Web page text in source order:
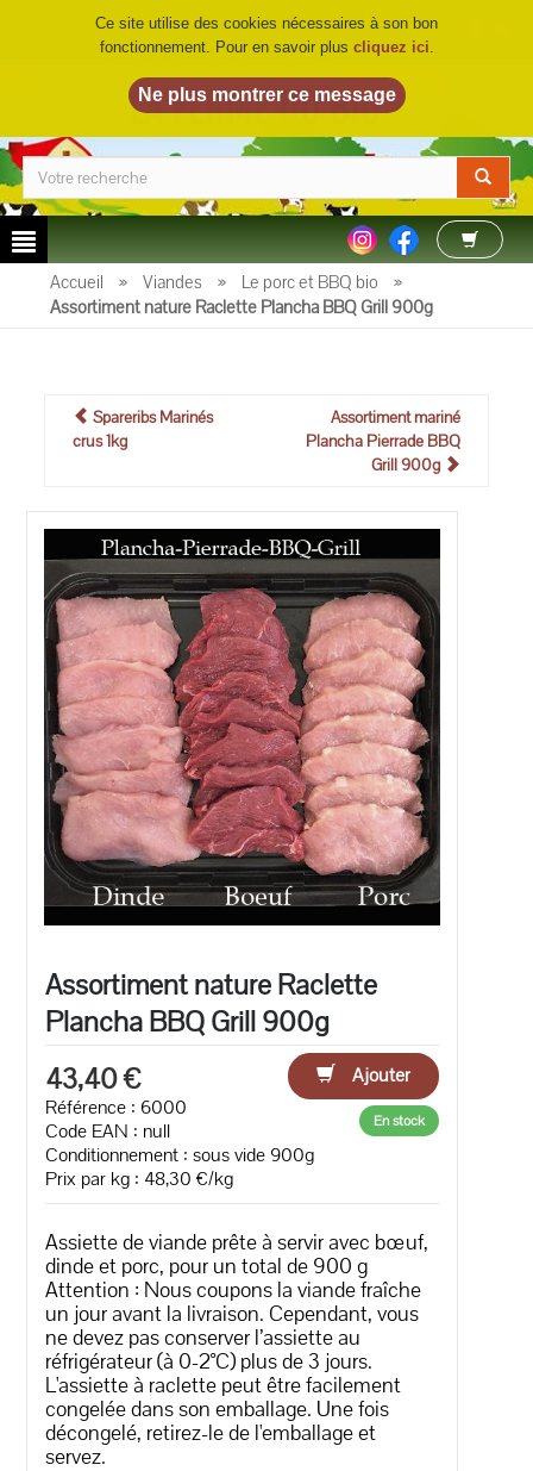
LA FERME DU BIO©
Accueil » Viandes » Le porc et BBQ bio
»
Assortiment nature Raclette Plancha BBQ Grill 900g
Spareribs Marinés
crus 1kg
Assortiment mariné
Plancha Pierrade BBQ
Grill 900g
Assortiment nature Raclette
Plancha BBQ Grill 900g
43,40 €
Ajouter
Référence : 6000
Code EAN : null
Conditionnement : sous vide 900g
Prix par kg : 48,30 €/kg
En stock
Assiette de viande prête à servir avec bœuf,
dinde et porc, pour un total de 900 g
Attention : Nous coupons la viande fraîche
un jour avant la livraison. Cependant, vous
ne devez pas conserver l’assiette au
réfrigérateur (à 0-2°C) plus de 3 jours.
L'assiette à raclette peut être facilement
congelée dans son emballage. Une fois
décongelé, retirez-le de l'emballage et
servez.
Ce site utilise des cookies nécessaires à son bon
fonctionnement. Pour en savoir plus cliquez ici.